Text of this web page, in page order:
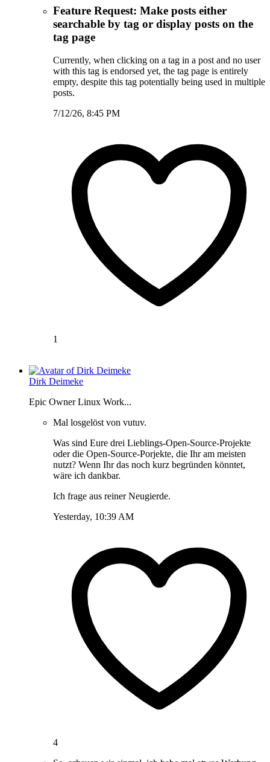
Feature Request: Make posts either
searchable by tag or display posts on the
tag page
Currently, when clicking on a tag in a post and no user
with this tag is endorsed yet, the tag page is entirely
empty, despite this tag potentially being used in multiple
posts.
7/12/26, 8:45 PM
1
Dirk Deimeke
Epic Owner Linux Work...
Mal losgelöst von vutuv.
Was sind Eure drei Lieblings-Open-Source-Projekte
oder die Open-Source-Porjekte, die Ihr am meisten
nutzt? Wenn Ihr das noch kurz begründen könntet,
wäre ich dankbar.
Ich frage aus reiner Neugierde.
Yesterday, 10:39 AM
4